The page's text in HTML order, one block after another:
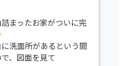
まったお家がついに完
洗面所があるという間
、図面を見て